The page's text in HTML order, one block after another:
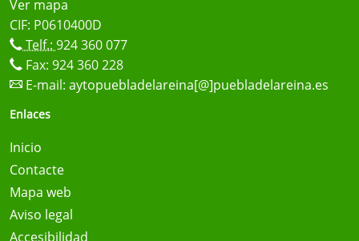
Ver mapa
CIF: P0610400D
Telf.: 924 360 077
Fax: 924 360 228
E-mail: aytopuebladelareina[@]puebladelareina.es
Enlaces
Inicio
Contacte
Mapa web
Aviso legal
Accesibilidad